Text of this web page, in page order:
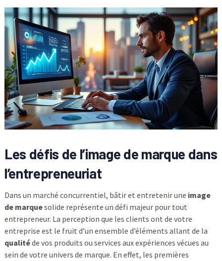
Les défis de l’image de marque dans
l’entrepreneuriat
Dans un marché concurrentiel, bâtir et entretenir une image
de marquesolide représente un défi majeur pour tout
entrepreneur. La perception que les clients ont de votre
entreprise est le fruit d’un ensemble d’éléments allant de la
qualitéde vos produits ou services aux expériences vécues au
sein de votre univers de marque. En effet, les premières